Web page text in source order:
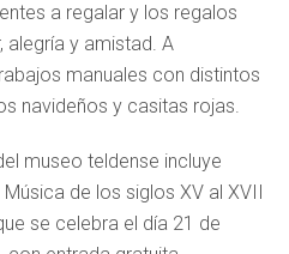
a regalar y los regalos
alegría y amistad. A
manuales con distintos
navideños y casitas rojas.
museo teldense incluye
de los siglos XV al XVII
se celebra el día 21 de